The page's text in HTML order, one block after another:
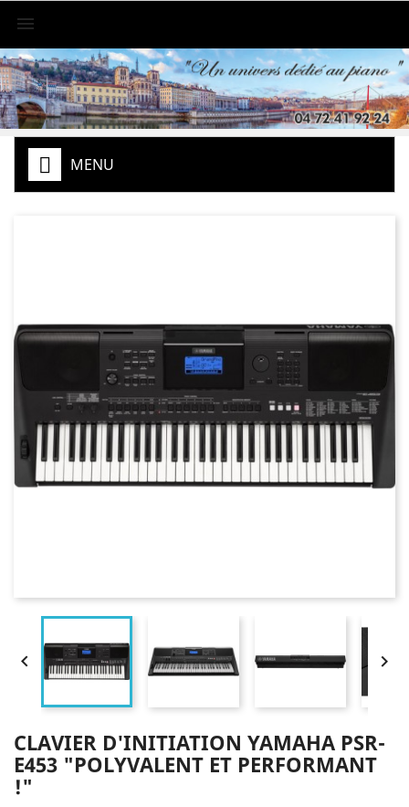

MENU
 
CLAVIER D'INITIATION YAMAHA PSR-
E453 "POLYVALENT ET PERFORMANT
!"